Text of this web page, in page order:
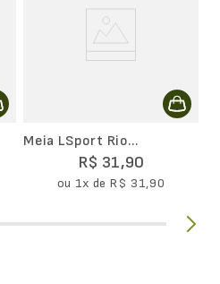
Meia LSport Rio
Movimento Cano Curto
R$ 31,90
ou 1x de R$ 31,90